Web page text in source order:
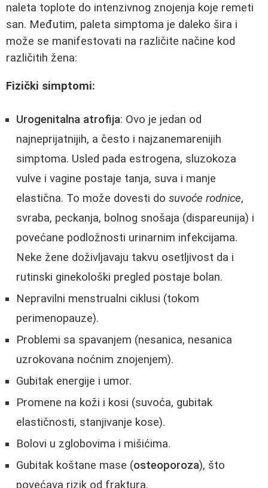
naleta toplote do intenzivnog znojenja koje remeti
san. Međutim, paleta simptoma je daleko šira i
može se manifestovati na različite načine kod
različitih žena:
Fizički simptomi:
Urogenitalna atrofija: Ovo je jedan od
najneprijatnijih, a često i najzanemarenijih
simptoma. Usled pada estrogena, sluzokoza
vulve i vagine postaje tanja, suva i manje
elastična. To može dovesti do suvoće rodnice,
svraba, peckanja, bolnog snošaja (dispareunija) i
povećane podložnosti urinarnim infekcijama.
Neke žene doživljavaju takvu osetljivost da i
rutinski ginekološki pregled postaje bolan.
Nepravilni menstrualni ciklusi (tokom
perimenopauze).
Problemi sa spavanjem (nesanica, nesanica
uzrokovana noćnim znojenjem).
Gubitak energije i umor.
Promene na koži i kosi (suvoća, gubitak
elastičnosti, stanjivanje kose).
Bolovi u zglobovima i mišićima.
Gubitak koštane mase (osteoporoza), što
povećava rizik od fraktura.